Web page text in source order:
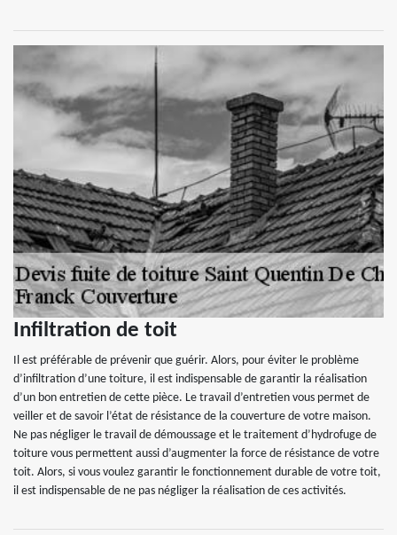
Infiltration de toit
Il est préférable de prévenir que guérir. Alors, pour éviter le problème
d’infiltration d’une toiture, il est indispensable de garantir la réalisation
d’un bon entretien de cette pièce. Le travail d’entretien vous permet de
veiller et de savoir l’état de résistance de la couverture de votre maison.
Ne pas négliger le travail de démoussage et le traitement d’hydrofuge de
toiture vous permettent aussi d’augmenter la force de résistance de votre
toit. Alors, si vous voulez garantir le fonctionnement durable de votre toit,
il est indispensable de ne pas négliger la réalisation de ces activités.